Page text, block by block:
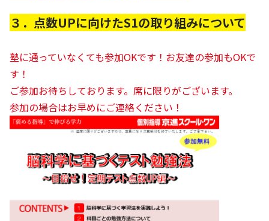
３．点数UPに向けたS1の取り組みについて
塾に通っていなくても参加OKです！お友達の参加もOKで
す！
ご参加お待ちしております。席に限りがございます。
参加の場合はお早めにご連絡ください！